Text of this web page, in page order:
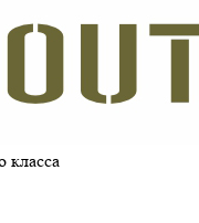
класса